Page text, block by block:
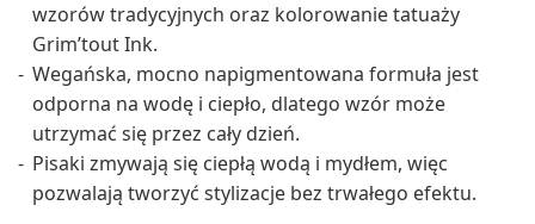
wzorów tradycyjnych oraz kolorowanie tatuaży
Grim’tout Ink.
Wegańska, mocno napigmentowana formuła jest
odporna na wodę i ciepło, dlatego wzór może
utrzymać się przez cały dzień.
Pisaki zmywają się ciepłą wodą i mydłem, więc
pozwalają tworzyć stylizacje bez trwałego efektu.